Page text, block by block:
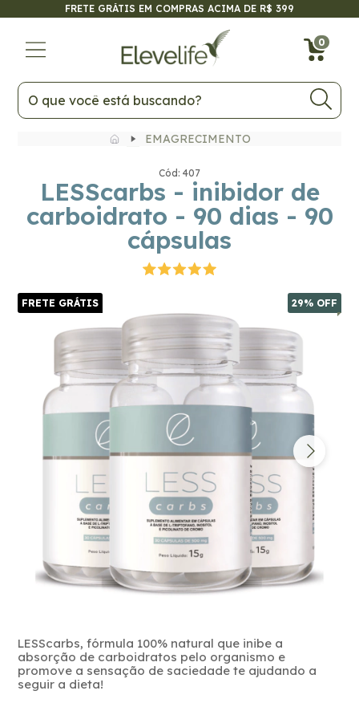
FRETE GRÁTIS EM COMPRAS ACIMA DE R$ 399
0
EMAGRECIMENTO
Cód: 407
LESScarbs - inibidor de
carboidrato - 90 dias - 90
cápsulas
29% OFF
FRETE GRÁTIS
29% OFF
FRETE GRÁTIS
LESScarbs, fórmula 100% natural que inibe a
absorção de carboidratos pelo organismo e
promove a sensação de saciedade te ajudando a
seguir a dieta!